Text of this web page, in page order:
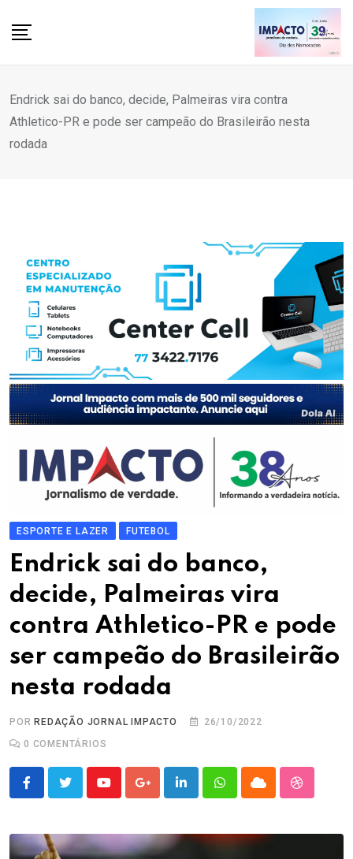
Endrick sai do banco, decide, Palmeiras vira contra
Athletico-PR e pode ser campeão do Brasileirão nesta
rodada
ESPORTE E LAZER FUTEBOL
Endrick sai do banco,
decide, Palmeiras vira
contra Athletico-PR e pode
ser campeão do Brasileirão
nesta rodada
POR REDAÇÃO JORNAL IMPACTO
26/10/2022
0 COMENTÁRIOS
YoutubeGoogle+LinkedInWhatsappCloud